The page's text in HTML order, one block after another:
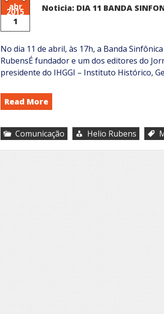
abr
2015
1
Noticia: DIA 11 BANDA
No dia 11 de abril, às 17h, a Banda
RubensÉ fundador e um dos editores do
presidente do IHGGI – Instituto Histórico,
Read More
Comunicação Helio Rubens